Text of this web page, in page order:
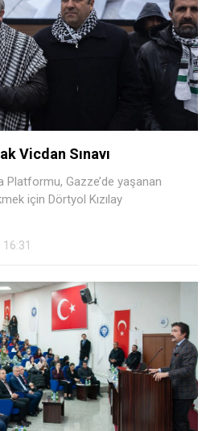
Vicdan Sınavı
Platformu, Gazze’de yaşanan
için Dörtyol Kızılay